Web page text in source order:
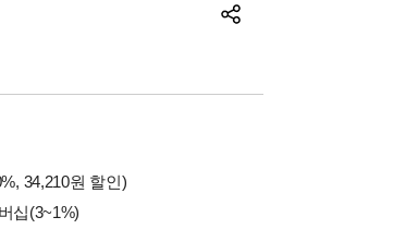
34,210원 할인)
십(3~1%)